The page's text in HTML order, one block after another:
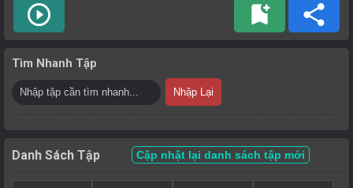
play_circle_outline bookmark_add share
Tìm Nhanh Tập
Nhập Lại
Danh Sách Tập Cập nhật lại danh sách tập mới